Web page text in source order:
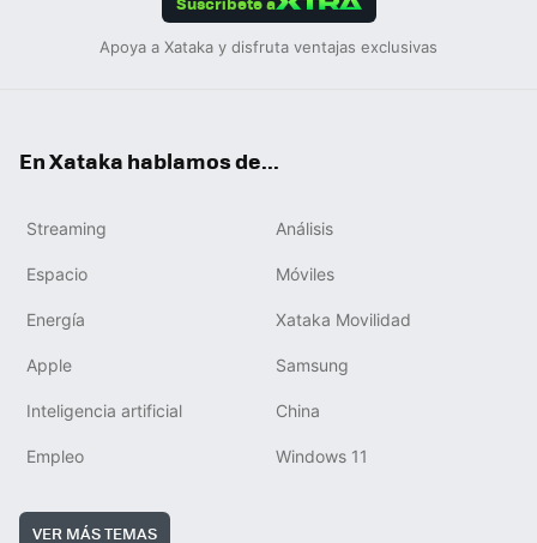
Apoya a Xataka y disfruta ventajas exclusivas
En Xataka hablamos de...
Streaming Análisis
Espacio Móviles
Energía Xataka Movilidad
Apple Samsung
Inteligencia artificial China
Empleo Windows 11
VER MÁS TEMAS